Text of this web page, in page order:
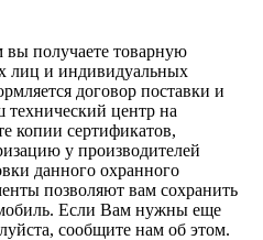
вы получаете товарную
лиц и индивидуальных
договор поставки и
центр на
копии сертификатов,
у производителей
данного охранного
позволяют вам сохранить
Если Вам нужны еще
сообщите нам об этом.